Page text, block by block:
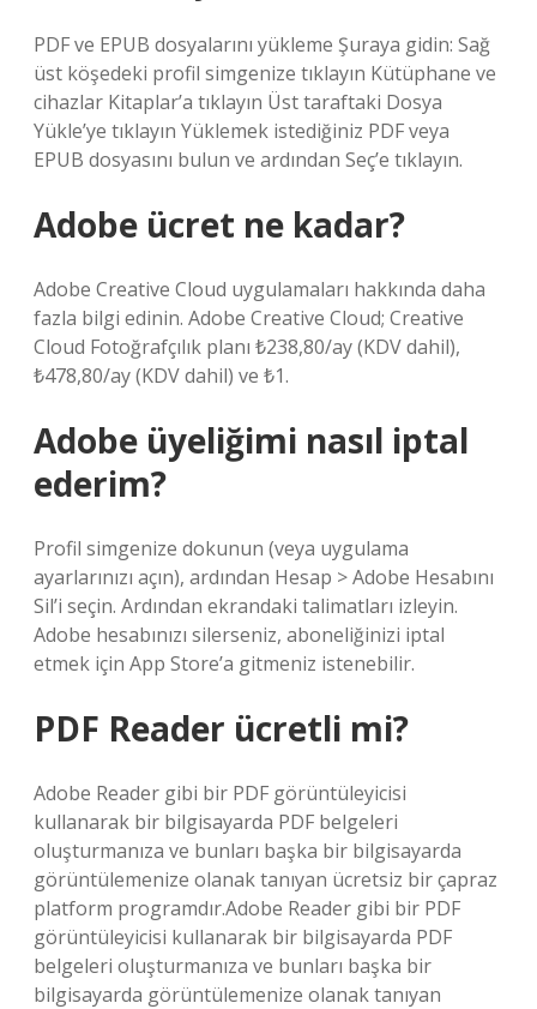
PDF ve EPUB dosyalarını yükleme Şuraya gidin: Sağ
üst köşedeki profil simgenize tıklayın Kütüphane ve
cihazlar Kitaplar’a tıklayın Üst taraftaki Dosya
Yükle’ye tıklayın Yüklemek istediğiniz PDF veya
EPUB dosyasını bulun ve ardından Seç’e tıklayın.
Adobe ücret ne kadar?
Adobe Creative Cloud uygulamaları hakkında daha
fazla bilgi edinin. Adobe Creative Cloud; Creative
Cloud Fotoğrafçılık planı ₺238,80/ay (KDV dahil),
₺478,80/ay (KDV dahil) ve ₺1.
Adobe üyeliğimi nasıl iptal
ederim?
Profil simgenize dokunun (veya uygulama
ayarlarınızı açın), ardından Hesap > Adobe Hesabını
Sil’i seçin. Ardından ekrandaki talimatları izleyin.
Adobe hesabınızı silerseniz, aboneliğinizi iptal
etmek için App Store’a gitmeniz istenebilir.
PDF Reader ücretli mi?
Adobe Reader gibi bir PDF görüntüleyicisi
kullanarak bir bilgisayarda PDF belgeleri
oluşturmanıza ve bunları başka bir bilgisayarda
görüntülemenize olanak tanıyan ücretsiz bir çapraz
platform programdır.Adobe Reader gibi bir PDF
görüntüleyicisi kullanarak bir bilgisayarda PDF
belgeleri oluşturmanıza ve bunları başka bir
bilgisayarda görüntülemenize olanak tanıyan